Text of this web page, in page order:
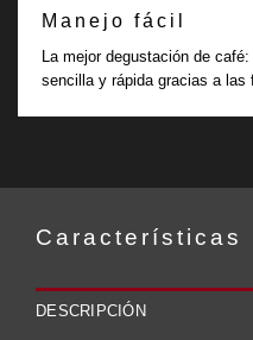
Manejo fácil
La mejor degustación de
sencilla y rápida gracias a las
Características
DESCRIPCIÓN